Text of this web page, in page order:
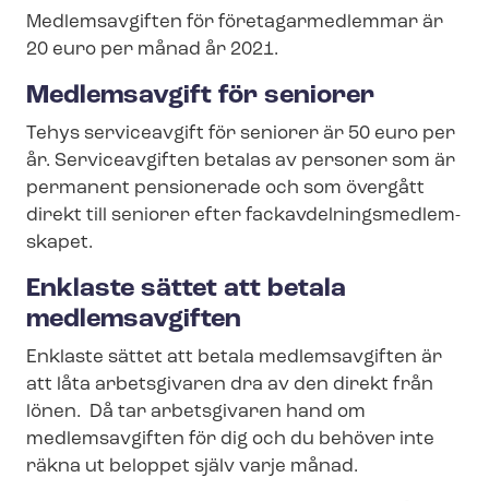
Medlemsavgiften för fö­re­tagar­med­lem­mar är
20 euro per månad år 2021.
Medlemsavgift för seniorer
Tehys serviceavgift för seniorer är 50 euro per
år. Serviceavgiften betalas av personer som är
permanent pensionerade och som övergått
direkt till seniorer efter fackav­del­nings­med­lem­
ska­pet.
Enklaste sättet att betala
medlemsavgiften
Enklaste sättet att betala medlemsavgiften är
att låta arbetsgivaren dra av den direkt från
lönen. Då tar arbetsgivaren hand om
medlemsavgiften för dig och du behöver inte
räkna ut beloppet själv varje månad.